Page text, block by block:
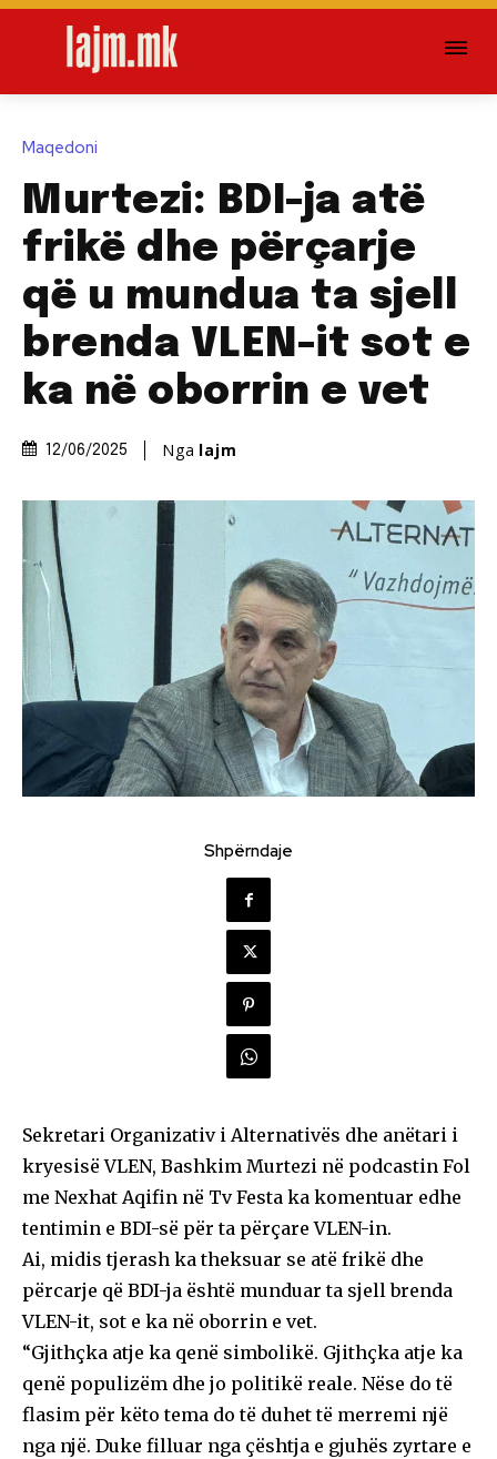
Maqedoni
Murtezi: BDI-ja atë
frikë dhe përçarje
që u mundua ta sjell
brenda VLEN-it sot e
ka në oborrin e vet
12/06/2025 Nga lajm
Shpërndaje
Sekretari Organizativ i Alternativës dhe anëtari i
kryesisë VLEN, Bashkim Murtezi në podcastin Fol
me Nexhat Aqifin në Tv Festa ka komentuar edhe
tentimin e BDI-së për ta përçare VLEN-in.
Ai, midis tjerash ka theksuar se atë frikë dhe
përcarje që BDI-ja është munduar ta sjell brenda
VLEN-it, sot e ka në oborrin e vet.
“Gjithçka atje ka qenë simbolikë. Gjithçka atje ka
qenë populizëm dhe jo politikë reale. Nëse do të
flasim për këto tema do të duhet të merremi një
nga një. Duke filluar nga çështja e gjuhës zyrtare e